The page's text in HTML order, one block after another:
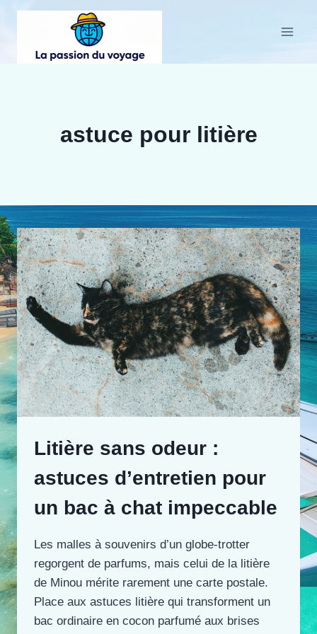
Aller
contenu
astuce pour litière
Litière sans odeur :
astuces d’entretien pour
un bac à chat impeccable
Les malles à souvenirs d’un globe-trotter
regorgent de parfums, mais celui de la litière
de Minou mérite rarement une carte postale.
Place aux astuces litière qui transforment un
bac ordinaire en cocon parfumé aux brises